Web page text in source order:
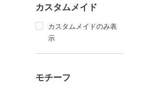
カスタムメイド
カスタムメイドのみ表
示
モチーフ